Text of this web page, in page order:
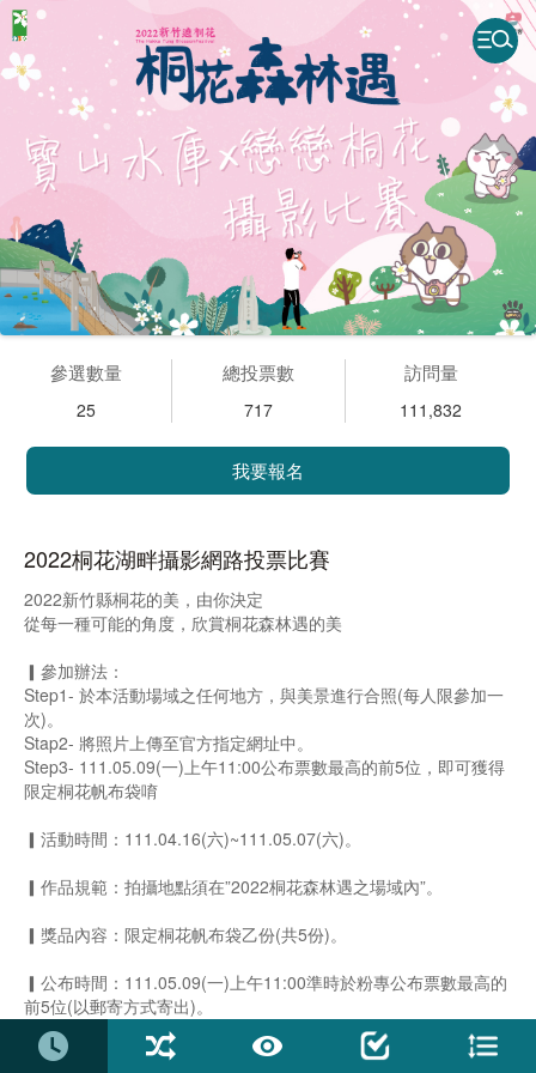
參選數量
25
總投票數
717
訪問量
111,832
我要報名
2022桐花湖畔攝影網路投票比賽
2022新竹縣桐花的美，由你決定
從每一種可能的角度，欣賞桐花森林遇的美
▎參加辦法：
Step1- 於本活動場域之任何地方，與美景進行合照(每人限參加一
次)。
Stap2- 將照片上傳至官方指定網址中。
Step3- 111.05.09(一)上午11:00公布票數最高的前5位，即可獲得
限定桐花帆布袋唷
▎活動時間：111.04.16(六)~111.05.07(六)。
▎作品規範：拍攝地點須在”2022桐花森林遇之場域內”。
▎獎品內容：限定桐花帆布袋乙份(共5份)。
▎公布時間：111.05.09(一)上午11:00準時於粉專公布票數最高的
前5位(以郵寄方式寄出)。